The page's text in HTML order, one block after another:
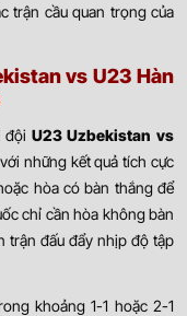
trận cầu quan trọng của
vs U23 Hàn
đội U23 Uzbekistan vs
những kết quả tích cực
hòa có bàn thắng để
chỉ cần hòa không bàn
trận đấu đẩy nhịp độ tập
khoảng 1-1 hoặc 2-1